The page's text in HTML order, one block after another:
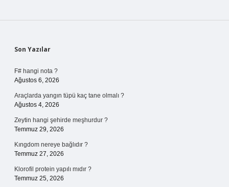
Sidebar
Son Yazılar
F# hangi nota ?
Ağustos 6, 2026
Araçlarda yangın tüpü kaç tane olmalı ?
Ağustos 4, 2026
Zeytin hangi şehirde meşhurdur ?
Temmuz 29, 2026
Kıngdom nereye bağlıdır ?
Temmuz 27, 2026
Klorofil protein yapılı mıdır ?
Temmuz 25, 2026